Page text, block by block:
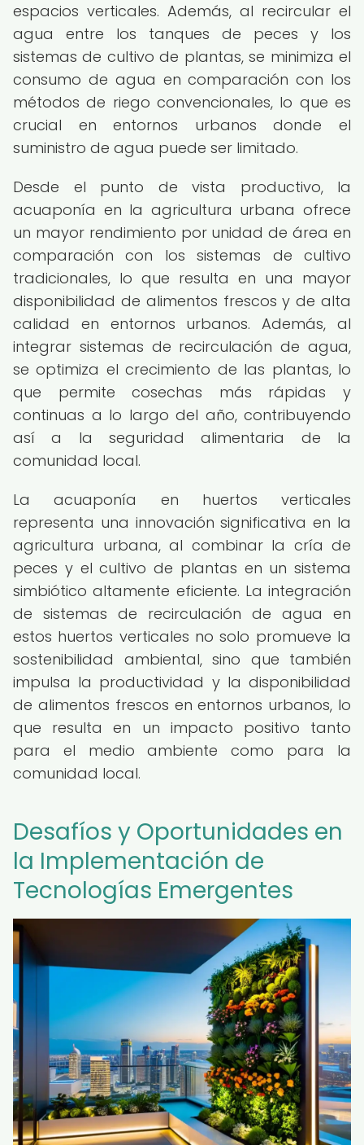
espacios verticales. Además, al recircular el
agua entre los tanques de peces y los
sistemas de cultivo de plantas, se minimiza el
consumo de agua en comparación con los
métodos de riego convencionales, lo que es
crucial en entornos urbanos donde el
suministro de agua puede ser limitado.
Desde el punto de vista productivo, la
acuaponía en la agricultura urbana ofrece
un mayor rendimiento por unidad de área en
comparación con los sistemas de cultivo
tradicionales, lo que resulta en una mayor
disponibilidad de alimentos frescos y de alta
calidad en entornos urbanos. Además, al
integrar sistemas de recirculación de agua,
se optimiza el crecimiento de las plantas, lo
que permite cosechas más rápidas y
continuas a lo largo del año, contribuyendo
así a la seguridad alimentaria de la
comunidad local.
La acuaponía en huertos verticales
representa una innovación significativa en la
agricultura urbana, al combinar la cría de
peces y el cultivo de plantas en un sistema
simbiótico altamente eficiente. La integración
de sistemas de recirculación de agua en
estos huertos verticales no solo promueve la
sostenibilidad ambiental, sino que también
impulsa la productividad y la disponibilidad
de alimentos frescos en entornos urbanos, lo
que resulta en un impacto positivo tanto
para el medio ambiente como para la
comunidad local.
Desafíos y Oportunidades en
la Implementación de
Tecnologías Emergentes